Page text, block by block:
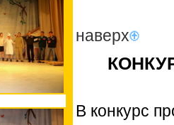
наверх
В конкурс